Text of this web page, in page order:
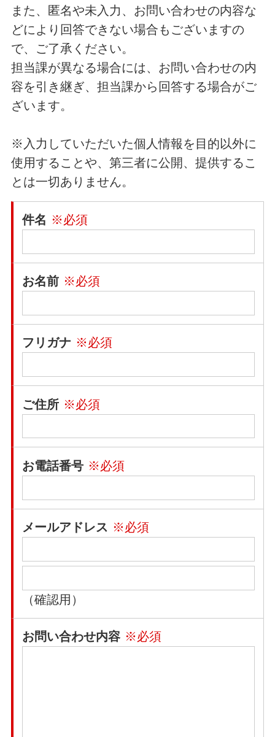
また、匿名や未入力、お問い合わせの内容な
どにより回答できない場合もございますの
で、ご了承ください。
担当課が異なる場合には、お問い合わせの内
容を引き継ぎ、担当課から回答する場合がご
ざいます。
※入力していただいた個人情報を目的以外に
使用することや、第三者に公開、提供するこ
とは一切ありません。
件名 ※必須
お名前 ※必須
フリガナ ※必須
ご住所 ※必須
お電話番号 ※必須
メールアドレス ※必須
（確認用）
お問い合わせ内容 ※必須